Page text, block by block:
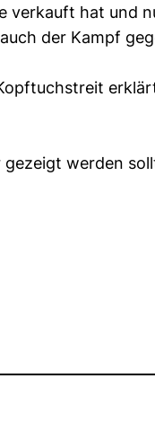
verkauft hat und
der Kampf
gezeigt werden